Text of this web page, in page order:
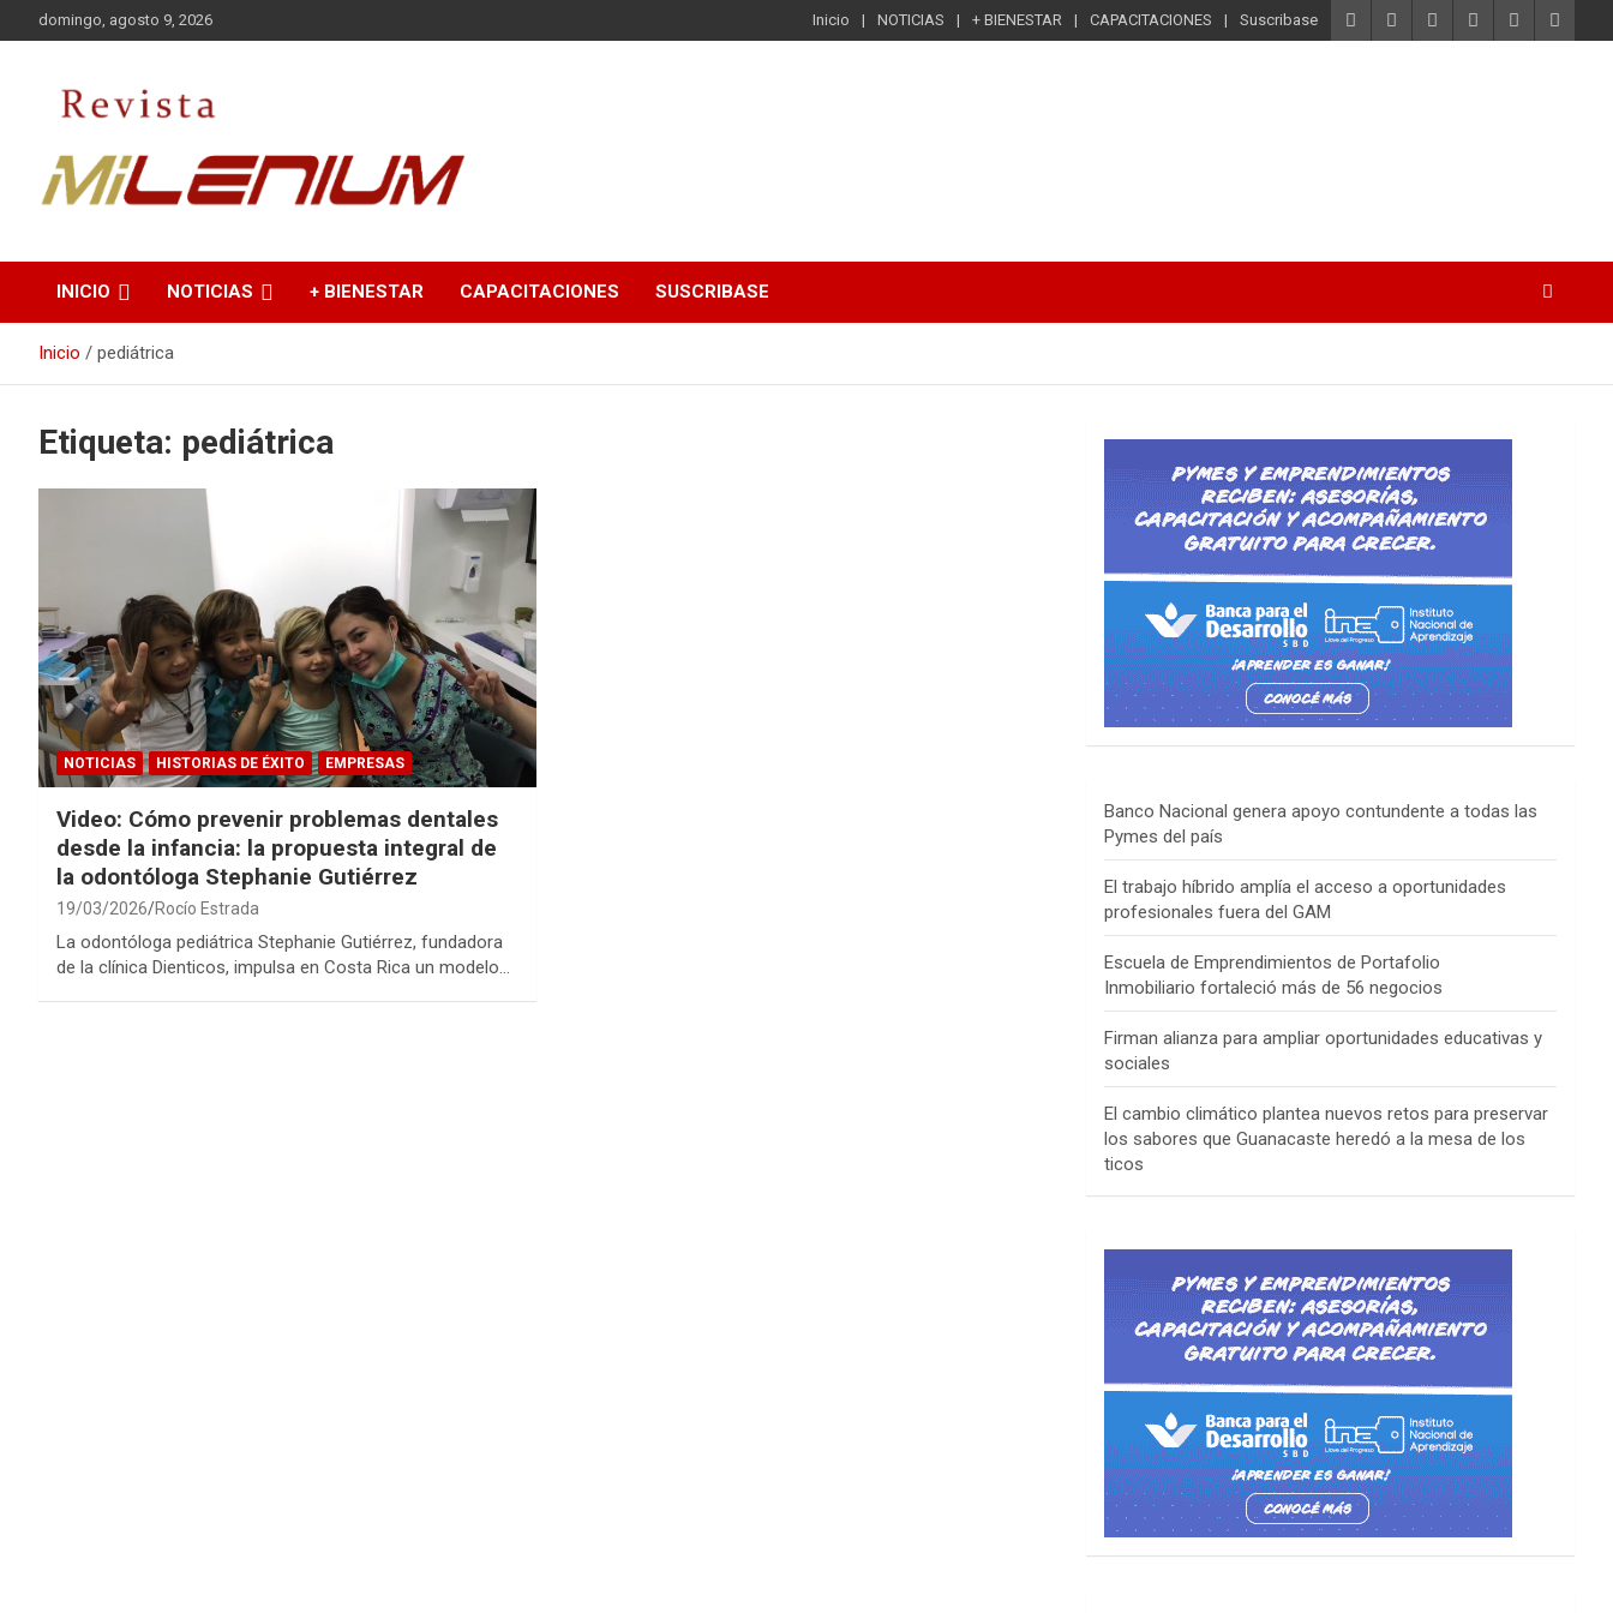
al
domingo, agosto 9, 2026 Inicio NOTICIAS + BIENESTAR CAPACITACIONES Suscribase
Revista Milenium
INICIO NOTICIAS + BIENESTAR CAPACITACIONES SUSCRIBASE
Inicio pediátrica
Etiqueta: pediátrica
NOTICIAS HISTORIAS DE ÉXITO EMPRESAS
Video: Cómo prevenir problemas dentales
desde la infancia: la propuesta integral de
la odontóloga Stephanie Gutiérrez
19/03/2026 Rocío Estrada
La odontóloga pediátrica Stephanie Gutiérrez, fundadora
de la clínica Dienticos, impulsa en Costa Rica un modelo…
Banco Nacional genera apoyo contundente a todas las
Pymes del país
El trabajo híbrido amplía el acceso a oportunidades
profesionales fuera del GAM
Escuela de Emprendimientos de Portafolio
Inmobiliario fortaleció más de 56 negocios
Firman alianza para ampliar oportunidades educativas y
sociales
El cambio climático plantea nuevos retos para preservar
los sabores que Guanacaste heredó a la mesa de los
ticos